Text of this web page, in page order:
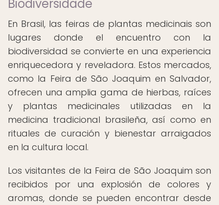
Biodiversidade
En Brasil, las feiras de plantas medicinais son
lugares donde el encuentro con la
biodiversidad se convierte en una experiencia
enriquecedora y reveladora. Estos mercados,
como la Feira de São Joaquim en Salvador,
ofrecen una amplia gama de hierbas, raíces
y plantas medicinales utilizadas en la
medicina tradicional brasileña, así como en
rituales de curación y bienestar arraigados
en la cultura local.
Los visitantes de la Feira de São Joaquim son
recibidos por una explosión de colores y
aromas, donde se pueden encontrar desde